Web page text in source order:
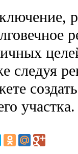
следуя
участка.